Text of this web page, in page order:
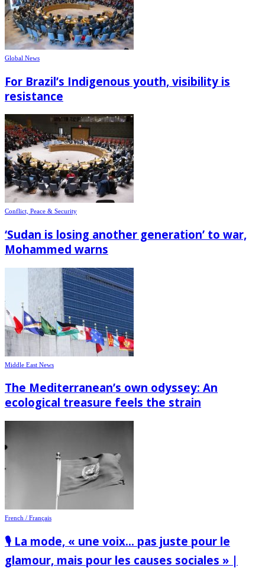
Global News
For Brazil’s Indigenous youth, visibility is
resistance
Conflict, Peace & Security
‘Sudan is losing another generation’ to war,
Mohammed warns
Middle East News
The Mediterranean’s own odyssey: An
ecological treasure feels the strain
French / Français
🎙️ La mode, « une voix… pas juste pour le
glamour, mais pour les causes sociales » |